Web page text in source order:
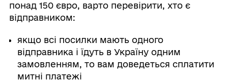
понад 150 євро, варто перевірити, хто є
відправником:
якщо всі посилки мають одного
відправника і їдуть в Україну одним
замовленням, то вам доведеться сплатити
митні платежі